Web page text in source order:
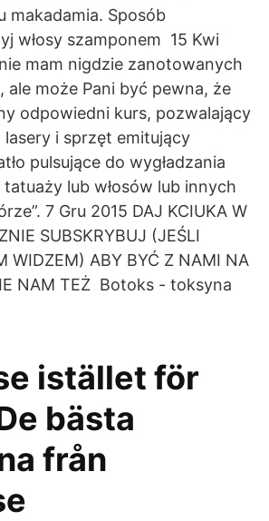
makadamia. Sposób
włosy szamponem 15 Kwi
mam nigdzie zanotowanych
ale może Pani być pewna, że
odpowiedni kurs, pozwalający
lasery i sprzęt emitujący
pulsujące do wygładzania
lub włosów lub innych
7 Gru 2015 DAJ KCIUKA W
SUBSKRYBUJ (JEŚLI
WIDZEM) ABY BYĆ Z NAMI NA
NAM TEŻ Botoks - toksyna
istället för
bästa
från